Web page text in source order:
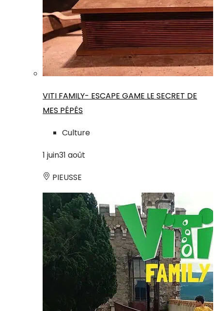
VITI FAMILY- ESCAPE GAME LE SECRET DE
MES PÉPÉS
Culture
1 juin31 août
PIEUSSE